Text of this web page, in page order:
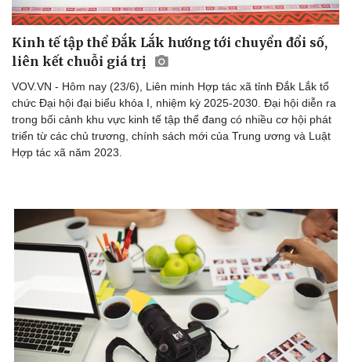
Kinh tế tập thể Đắk Lắk hướng tới chuyển đổi số,
liên kết chuỗi giá trị
VOV.VN - Hôm nay (23/6), Liên minh Hợp tác xã tỉnh Đắk Lắk tổ
chức Đại hội đại biểu khóa I, nhiệm kỳ 2025-2030. Đại hội diễn ra
trong bối cảnh khu vực kinh tế tập thể đang có nhiều cơ hội phát
triển từ các chủ trương, chính sách mới của Trung ương và Luật
Hợp tác xã năm 2023.